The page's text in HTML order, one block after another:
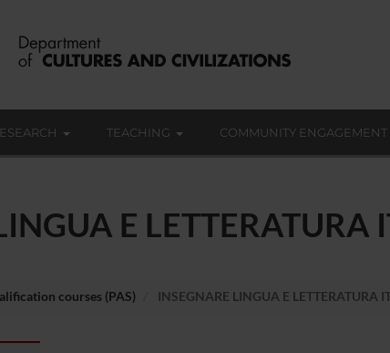
TEACHING COMMUNITY ENGAGEMENT
E LETTERATURA
courses (PAS) INSEGNARE LINGUA E LETTERATURA